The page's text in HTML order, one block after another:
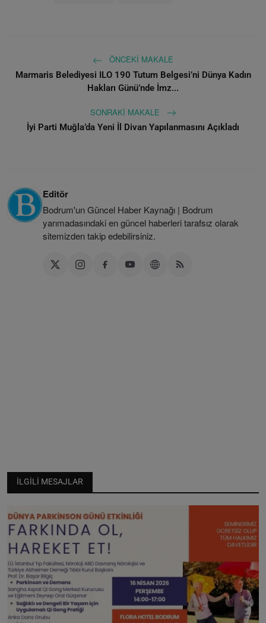
ÖNCEKI MAKALE
Marmaris Belediyesi ILO 190 Tutum Belgesi’ni Dünya Kadın
Hakları Günü’nde İmz...
SONRAKI MAKALE
İyi Parti Muğla’da Yeni İl Divan Yapılanmasını Açıkladı
Editör
Bodrum'un Güncel Haber Kaynağı | Bodrum
yarımadasındaki en güncel haberleri tarafsız olarak
sitemizden takip edebilirsiniz.
İLGILI MESAJLAR